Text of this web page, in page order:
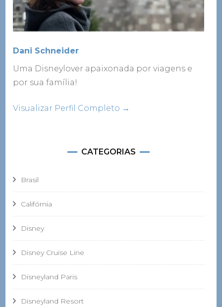
Dani Schneider
Uma Disneylover apaixonada por viagens e
por sua família!
Visualizar Perfil Completo →
CATEGORIAS
Brasil
Califórnia
Disney
Disney Cruise Line
Disneyland Paris
Disneyland Resort